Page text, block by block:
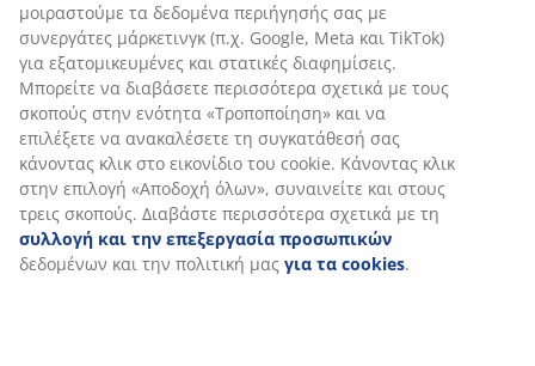
Αποστολή
Στη JYSK χρησιμοποιούμε cookies και αναγνωριστικά κινητών
τηλεφώνων για να εξασφαλίσουμε μια καλή εμπειρία κατά
την επίσκεψη στον ιστότοπό μας. Τα cookies συλλέγουν
πληροφορίες σχετικά με εσάς για την εξασφάλιση
λειτουργικότητας, στατιστικών στοιχείων και σχετικού
μάρκετινγκ υλικού.
Όταν αποδέχεστε τα διαφημιστικά cookies, θα μοιραστούμε τα
δεδομένα περιήγησής σας με συνεργάτες μάρκετινγκ (π.χ.
Google, Meta και TikTok) για εξατομικευμένες και στατικές
διαφημίσεις. Μπορείτε να διαβάσετε περισσότερα σχετικά με